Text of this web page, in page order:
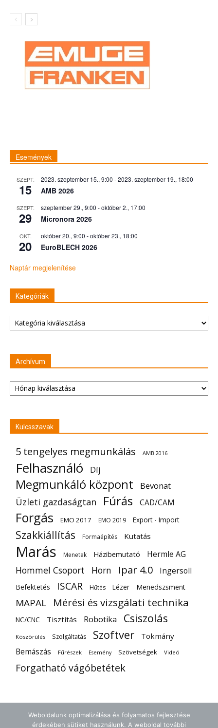
Események
SZEPT.
15
2023. szeptember 15., 9:00 -2023. szeptember 19., 18:00
AMB 2026
SZEPT.
29
szeptember 29., 9:00 -október 2., 17:00
Micronora 2026
OKT.
20
október 20., 9:00 -október 23., 18:00
EuroBLECH 2026
Naptár megjelenítése
Kategóriák
Kategóriák
Archívum
Archívum
Kulcsszavak
5 tengelyes megmunkálás AMB 2016
Felhasználó Díj
Megmunkáló központ Bevonat
Üzleti gazdaságtan Fúrás CAD/CAM
Forgás EMO 2017 EMO 2019 Export - Import
Szakkiállítás Formaépítés Kutatás
Marás Menetek Házibemutató Hermle AG
Hommel Csoport Horn Ipar 4.0 Ingersoll
Befektetés ISCAR Hűtés Lézer Menedszsment
MAPAL Mérési és vizsgálati technika
NC/CNC Tisztítás Robotika Csiszolás
Köszörülés Szolgáltatás Szoftver Tokmány
Bemászás Fűrészek Esemény Szövetségek Videó
Forgatható vágóbetétek
Weboldalunk optimalizálása és folyamatos fejlesztése
érdekében sütiket használunk. A weboldal további